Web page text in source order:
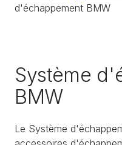
d'échappement BMW
Système
BMW
Le Système